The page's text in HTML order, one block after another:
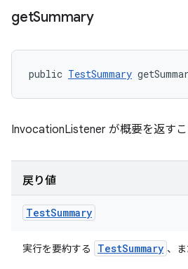
getSummary
public TestSummary
InvocationListener が概要を返すこ
戻り値
TestSummary
実行を要約する TestSummary 、